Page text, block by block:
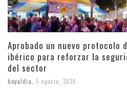
Aprobado un nuevo
ibérico para reforzar la
del sector
hoyaldia 5 agosto, 2026